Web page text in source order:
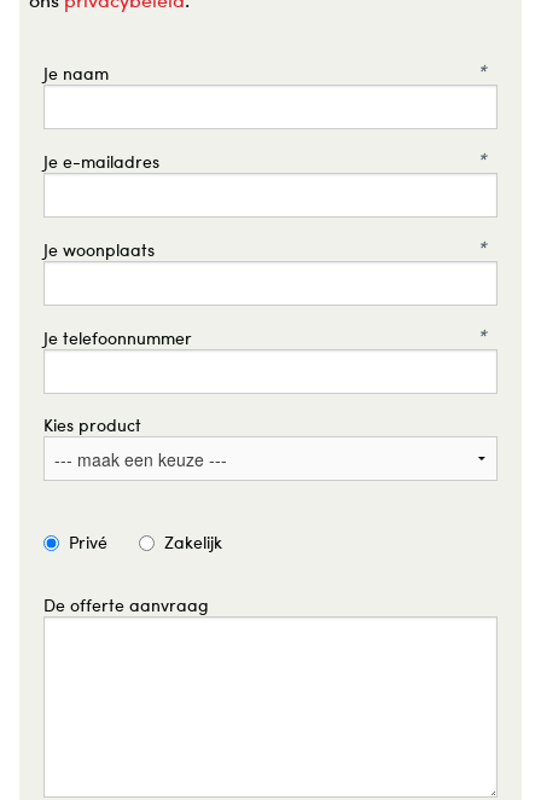
Je naam *
Je e-mailadres *
Je woonplaats *
Je telefoonnummer *
Kies product
Privé Zakelijk
De offerte aanvraag